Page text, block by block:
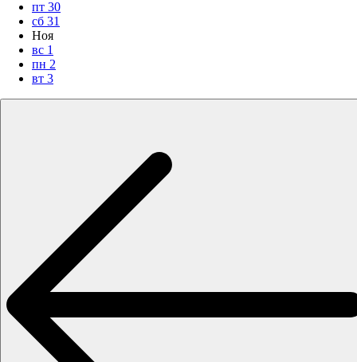
пт 30
сб 31
Ноя
вс 1
пн 2
вт 3